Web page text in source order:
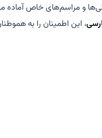
و مراسم‌های خاص آماده
، این اطمینان را به